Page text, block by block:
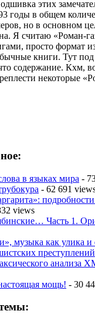
этих
годы в общем
но в основном
Я считаю «Роман-
просто формат
книги. Тут
содержание. Кхм,
некоторые
в языках мира -
- 62 691
views
Часть 1.
музыка как улика
преступлений
анализа
мощь! - 30